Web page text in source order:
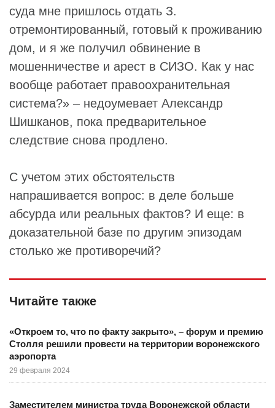
суда мне пришлось отдать З.
отремонтированный, готовый к проживанию
дом, и я же получил обвинение в
мошенничестве и арест в СИЗО. Как у нас
вообще работает правоохранительная
система?» – недоумевает Александр
Шишканов, пока предварительное
следствие снова продлено.
С учетом этих обстоятельств
напрашивается вопрос: в деле больше
абсурда или реальных фактов? И еще: в
доказательной базе по другим эпизодам
столько же противоречий?
Читайте также
«Откроем то, что по факту закрыто», – форум и премию
Столля решили провести на территории воронежского
аэропорта
29 февраля 2024
Заместителем министра труда Воронежской области